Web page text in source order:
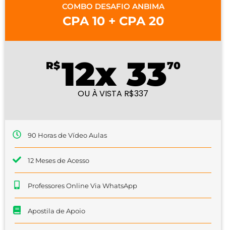
COMBO DESAFIO ANBIMA
CPA 10 + CPA 20
R$12x 3370
OU À VISTA R$337
90 Horas de Vídeo Aulas
12 Meses de Acesso
Professores Online Via WhatsApp
Apostila de Apoio